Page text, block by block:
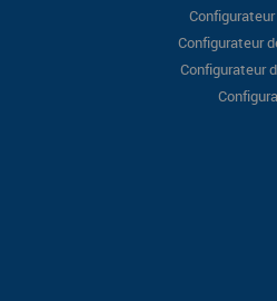
Configurateur
Configurateur